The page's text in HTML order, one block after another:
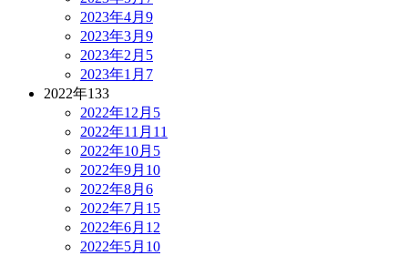
2023年4月 9
2023年3月 9
2023年2月 5
2023年1月 7
2022年133
2022年12月 5
2022年11月 11
2022年10月 5
2022年9月 10
2022年8月 6
2022年7月 15
2022年6月 12
2022年5月 10